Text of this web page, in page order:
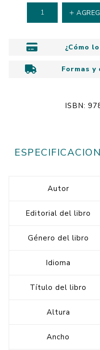
¿Cómo
Formas y
ISBN:
Autor
Editorial del libro
Género del libro
Idioma
Título del libro
Altura
Ancho